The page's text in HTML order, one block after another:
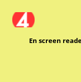
till
innehåll
En screen